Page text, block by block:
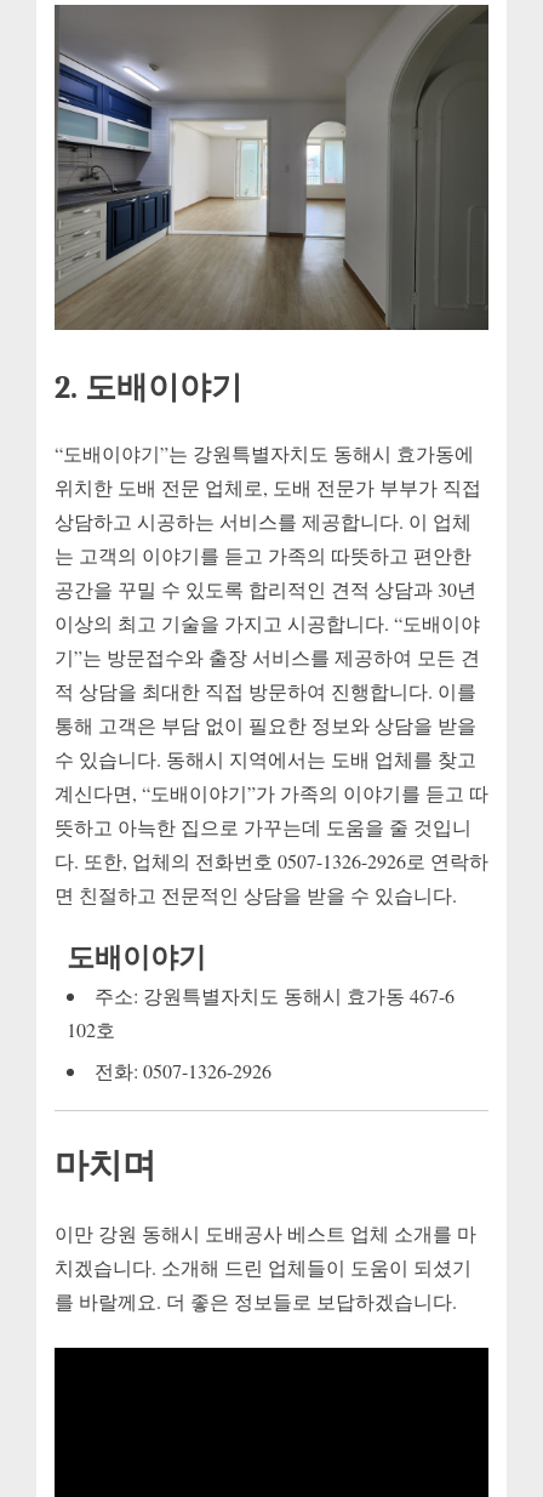
2. 도배이야기
“도배이야기”는 강원특별자치도 동해시 효가동에
위치한 도배 전문 업체로, 도배 전문가 부부가 직접
상담하고 시공하는 서비스를 제공합니다. 이 업체
는 고객의 이야기를 듣고 가족의 따뜻하고 편안한
공간을 꾸밀 수 있도록 합리적인 견적 상담과 30년
이상의 최고 기술을 가지고 시공합니다. “도배이야
기”는 방문접수와 출장 서비스를 제공하여 모든 견
적 상담을 최대한 직접 방문하여 진행합니다. 이를
통해 고객은 부담 없이 필요한 정보와 상담을 받을
수 있습니다. 동해시 지역에서는 도배 업체를 찾고
계신다면, “도배이야기”가 가족의 이야기를 듣고 따
뜻하고 아늑한 집으로 가꾸는데 도움을 줄 것입니
다. 또한, 업체의 전화번호 0507-1326-2926로 연락하
면 친절하고 전문적인 상담을 받을 수 있습니다.
도배이야기
주소: 강원특별자치도 동해시 효가동 467-6
102호
전화: 0507-1326-2926
마치며
이만 강원 동해시 도배공사 베스트 업체 소개를 마
치겠습니다. 소개해 드린 업체들이 도움이 되셨기
를 바랄께요. 더 좋은 정보들로 보답하겠습니다.